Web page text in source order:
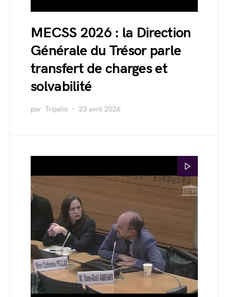
MECSS 2026 : la Direction
Générale du Trésor parle
transfert de charges et
solvabilité
par Tripalio 23 avril 2026